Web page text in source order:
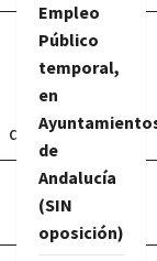
1 libre
discapacidad
Empleo
Público
temporal,
en
de
Andalucía
(SIN
oposición)